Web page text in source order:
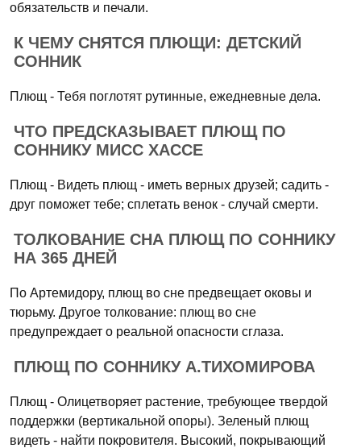
обязательств и печали.
К ЧЕМУ СНЯТСЯ ПЛЮЩИ: ДЕТСКИЙ
СОННИК
Плющ - Тебя поглотят рутинные, ежедневные дела.
ЧТО ПРЕДСКАЗЫВАЕТ ПЛЮЩ ПО
СОННИКУ МИСС ХАССЕ
Плющ - Видеть плющ - иметь верных друзей; садить -
друг поможет тебе; сплетать венок - случай смерти.
ТОЛКОВАНИЕ СНА ПЛЮЩ ПО СОННИКУ
НА 365 ДНЕЙ
По Артемидору, плющ во сне предвещает оковы и
тюрьму. Другое толкование: плющ во сне
предупреждает о реальной опасности сглаза.
ПЛЮЩ ПО СОННИКУ А.ТИХОМИРОВА
Плющ - Олицетворяет растение, требующее твердой
поддержки (вертикальной опоры). Зеленый плющ
видеть - найти покровителя. Высокий, покрывающий